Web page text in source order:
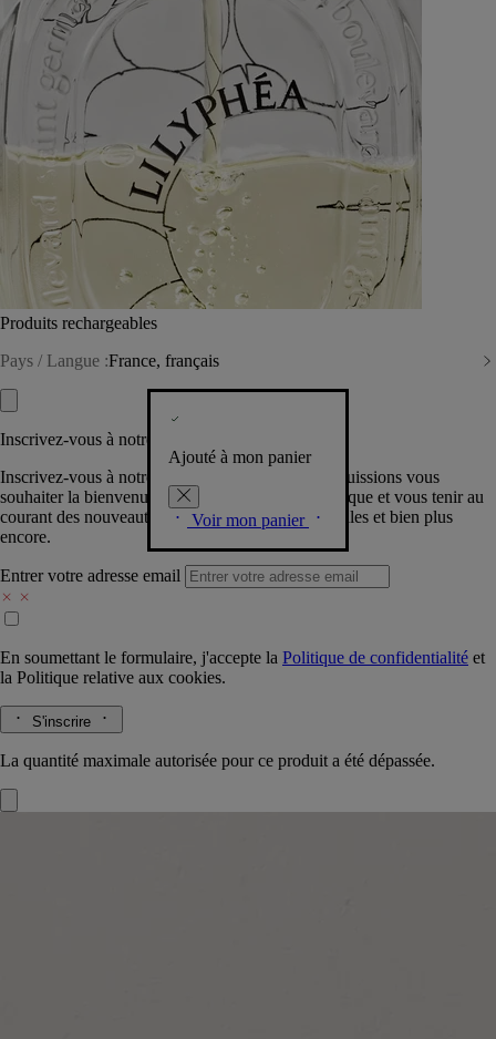
Produits rechargeables
Pays / Langue :France, français
Ajouté à mon panier
Voir mon panier
Inscrivez-vous à notre Newsletter
Inscrivez-vous à notre newsletter pour que nous puissions vous
souhaiter la bienvenue dans la communauté Diptyque et vous tenir au
courant des nouveautés, événements, offres spéciales et bien plus
encore.
Entrer votre adresse email
En soumettant le formulaire, j'accepte la Politique de confidentialité et
la Politique relative aux cookies.
S'inscrire
La quantité maximale autorisée pour ce produit a été dépassée.